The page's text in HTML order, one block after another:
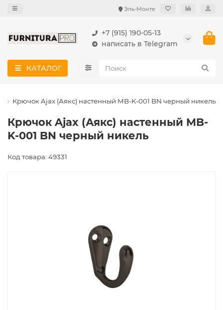
Эль-Монте
+7 (915) 190-05-13
написать в Telegram
КАТАЛОГ
Крючок Ajax (Аякс) настенный MB-K-001 BN черный никель
Крючок Ajax (Аякс) настенный MB-
K-001 BN черный никель
Код товара: 49331